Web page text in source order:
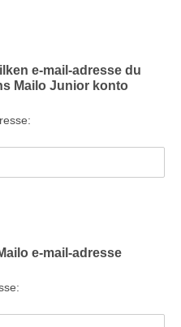
e-mail-adresse du
Mailo Junior konto
e-mail-adresse